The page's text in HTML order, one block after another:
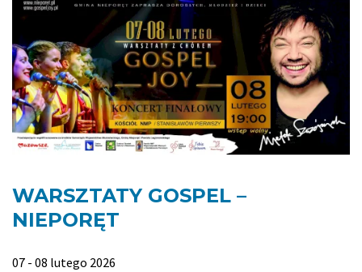
WARSZTATY GOSPEL –
NIEPORĘT
07 - 08 lutego 2026